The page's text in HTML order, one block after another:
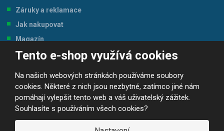
Tento e-shop využívá cookies
Na našich webových stránkách používáme soubory
cookies. Některé z nich jsou nezbytné, zatímco jiné nám
pomáhají vylepšit tento web a váš uživatelský zážitek.
Souhlasíte s používáním všech cookies?
Záruky a reklamace
Jak nakupovat
Magazín
Tabulka velikostí
© 2026, JP-SPORT.CZ SPORTOVNÍ POTŘEBY
Prohlášení o přístupnosti |Mapa stránek ||GDPR